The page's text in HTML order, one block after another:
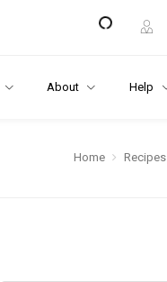
About Help
Home Recipes